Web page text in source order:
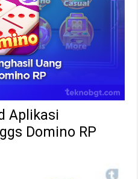
Aplikasi
Domino RP